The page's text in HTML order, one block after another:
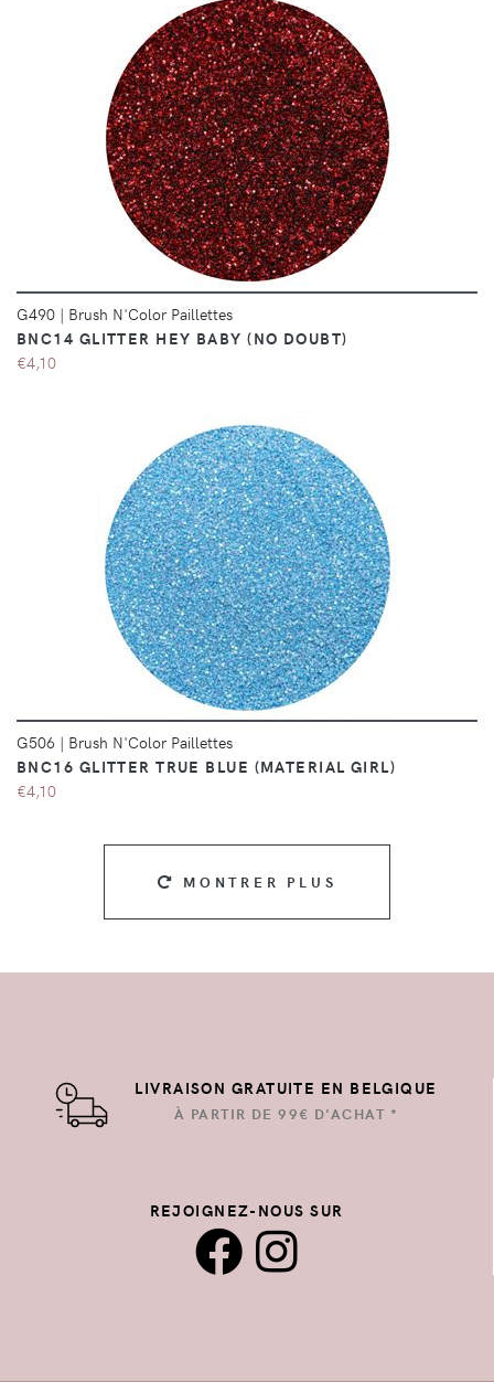
DÉTAILS
G490 | Brush N'Color Paillettes
BNC14 GLITTER HEY BABY (NO DOUBT)
€4,10
DÉTAILS
G506 | Brush N'Color Paillettes
BNC16 GLITTER TRUE BLUE (MATERIAL GIRL)
€4,10
MONTRER PLUS
LIVRAISON GRATUITE EN BELGIQUE
À PARTIR DE 99€ D'ACHAT *
REJOIGNEZ-NOUS SUR